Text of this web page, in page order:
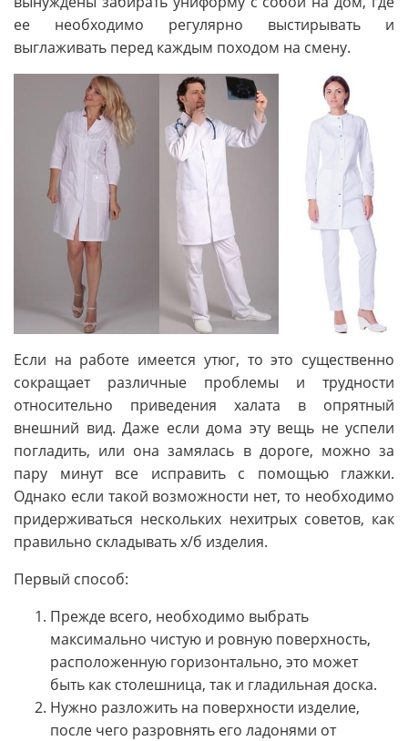
ее необходимо регулярно выстирывать и
выглаживать перед каждым походом на смену.
Если на работе имеется утюг, то это существенно
сокращает различные проблемы и трудности
относительно приведения халата в опрятный
внешний вид. Даже если дома эту вещь не успели
погладить, или она замялась в дороге, можно за
пару минут все исправить с помощью глажки.
Однако если такой возможности нет, то необходимо
придерживаться нескольких нехитрых советов, как
правильно складывать х/б изделия.
Первый способ:
Прежде всего, необходимо выбрать
максимально чистую и ровную поверхность,
расположенную горизонтально, это может
быть как столешница, так и гладильная доска.
Нужно разложить на поверхности изделие,
после чего разровнять его ладонями от